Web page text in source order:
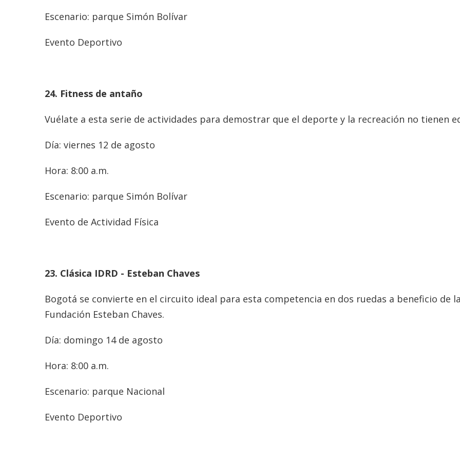
Escenario: parque Simón Bolívar
Evento Deportivo
24. Fitness de antaño
Vuélate a esta serie de actividades para demostrar que el deporte y la recreación no tienen
Día: viernes 12 de agosto
Hora: 8:00 a.m.
Escenario: parque Simón Bolívar
Evento de Actividad Física
23. Clásica IDRD - Esteban Chaves
Bogotá se convierte en el circuito ideal para esta competencia en dos ruedas a beneficio de
Fundación Esteban Chaves.
Día: domingo 14 de agosto
Hora: 8:00 a.m.
Escenario: parque Nacional
Evento Deportivo